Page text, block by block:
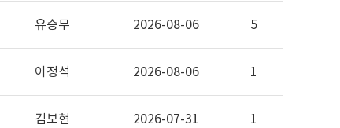
유승무 2026-08-06 5
이정석 2026-08-06 1
김보현 2026-07-31 1